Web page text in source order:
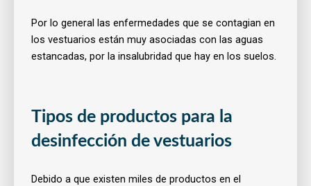
Por lo general las enfermedades que se contagian en
los vestuarios están muy asociadas con las aguas
estancadas, por la insalubridad que hay en los suelos.
Tipos de productos para la
desinfección de vestuarios
Debido a que existen miles de productos en el